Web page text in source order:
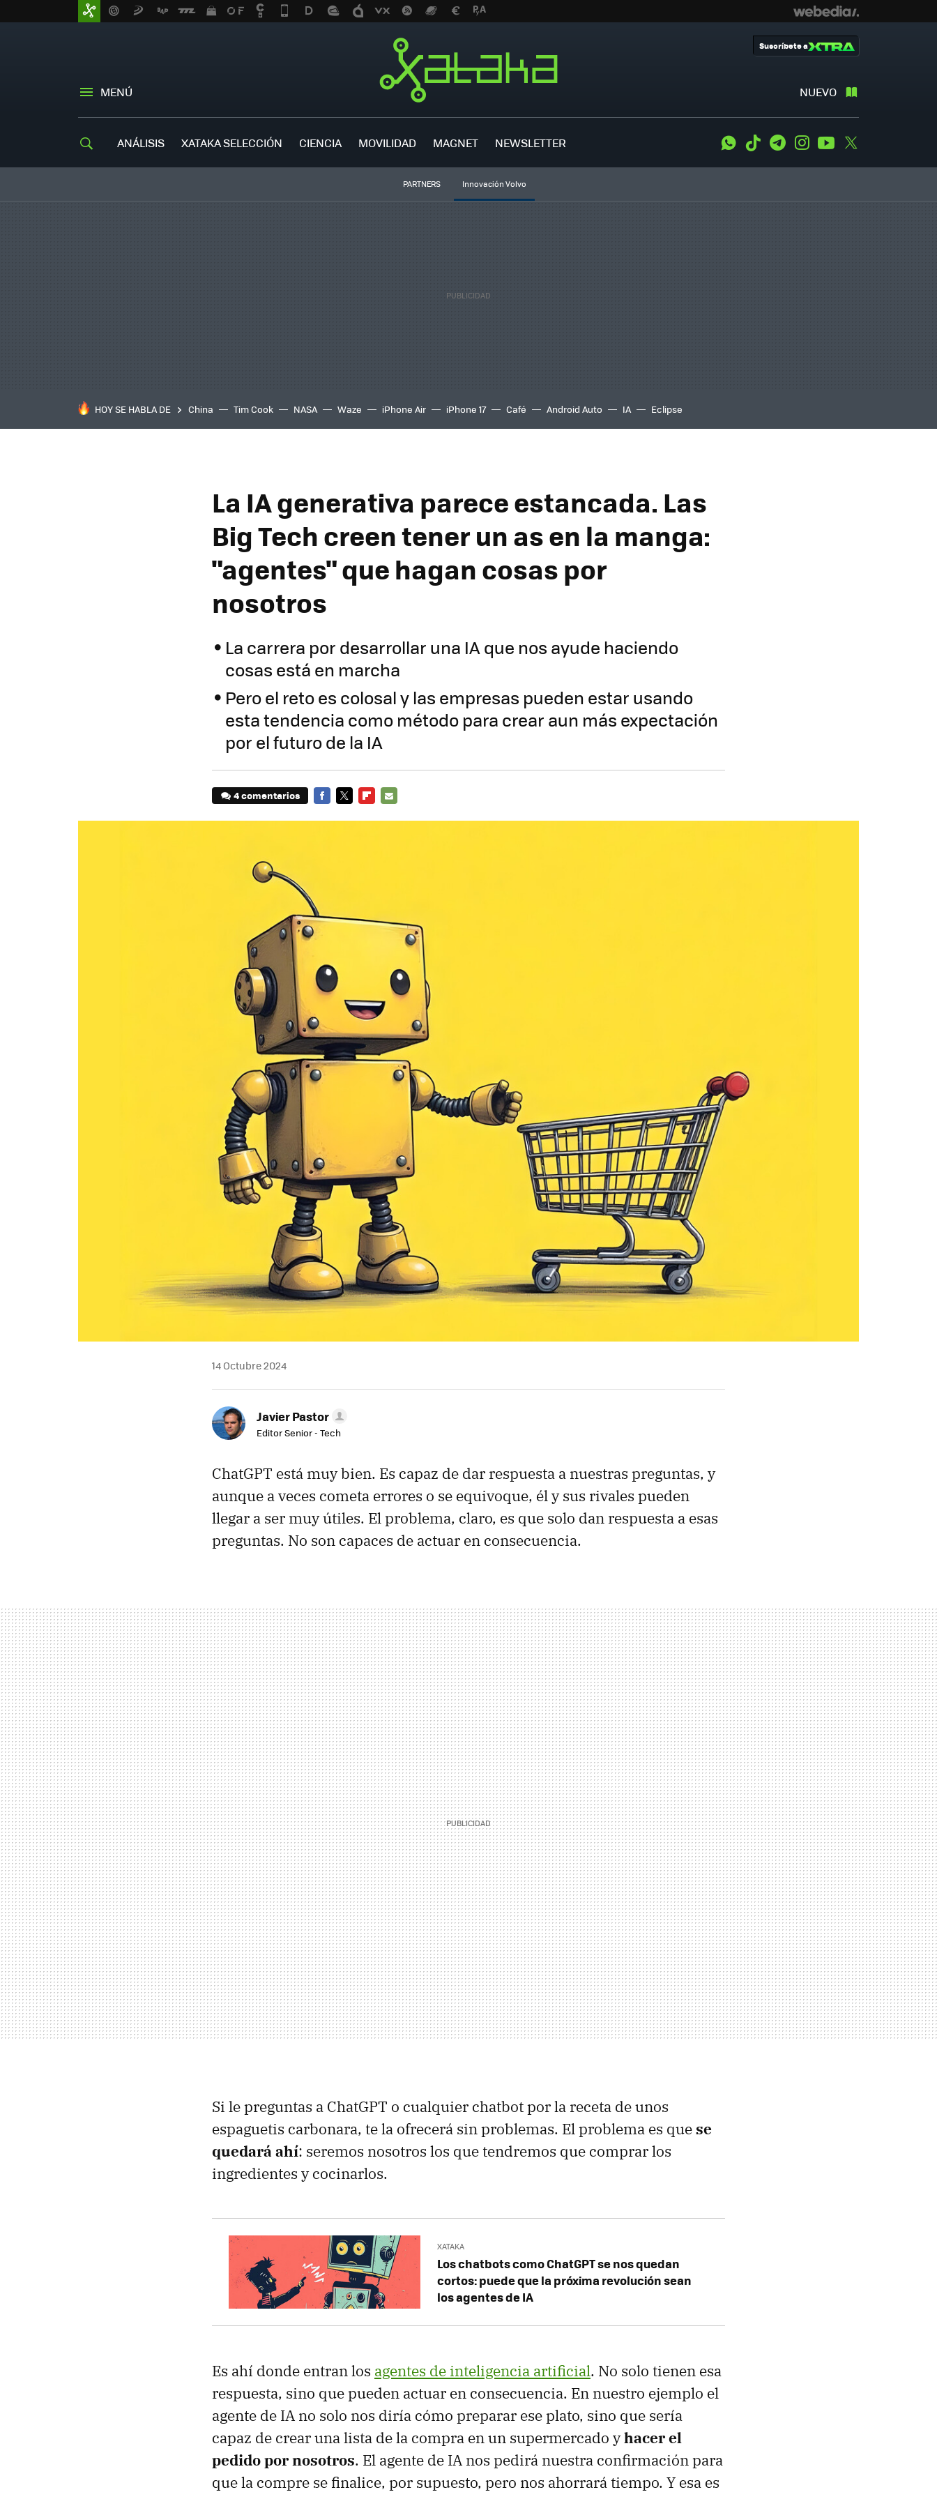
MENÚ NUEVO
Suscríbete a
ANÁLISIS XATAKA SELECCIÓN CIENCIA MOVILIDAD MAGNET NEWSLETTER WhatsApp
Tiktok TelegramInstagramYoutube
PARTNERS Innovación Volvo
HOY SE HABLA DE China Tim Cook NASA Waze iPhone Air iPhone 17 Café Android Auto IA Eclipse
La IA generativa parece estancada. Las
Big Tech creen tener un as en la manga:
"agentes" que hagan cosas por
nosotros
La carrera por desarrollar una IA que nos ayude haciendo
cosas está en marcha
Pero el reto es colosal y las empresas pueden estar usando
esta tendencia como método para crear aun más expectación
por el futuro de la IA
4 comentarios
14 Octubre 2024
Javier Pastor
Editor Senior - Tech
ChatGPT está muy bien. Es capaz de dar respuesta a nuestras preguntas, y
aunque a veces cometa errores o se equivoque, él y sus rivales pueden
llegar a ser muy útiles. El problema, claro, es que solo dan respuesta a esas
preguntas. No son capaces de actuar en consecuencia.
Si le preguntas a ChatGPT o cualquier chatbot por la receta de unos
espaguetis carbonara, te la ofrecerá sin problemas. El problema es quese
quedará ahí: seremos nosotros los que tendremos que comprar los
ingredientes y cocinarlos.
XATAKA
Los chatbots como ChatGPT se nos quedan
cortos: puede que la próxima revolución sean
los agentes de IA
Es ahí donde entran los agentes de inteligencia artificial. No solo tienen esa
respuesta, sino que pueden actuar en consecuencia. En nuestro ejemplo el
agente de IA no solo nos diría cómo preparar ese plato, sino que sería
capaz de crear una lista de la compra en un supermercado yhacer el
pedido por nosotros. El agente de IA nos pedirá nuestra confirmación para
que la compre se finalice, por supuesto, pero nos ahorrará tiempo. Y esa es